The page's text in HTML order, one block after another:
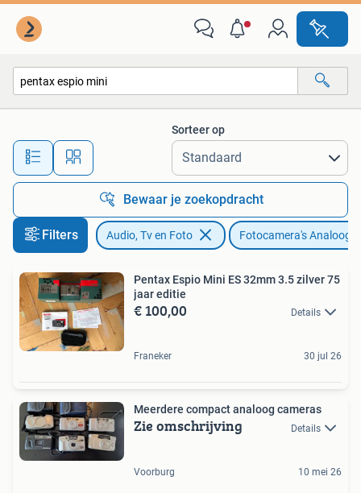
Alle afstanden…
Sorteer op
Bewaar je zoekopdracht
Filters Audio, Tv en Foto Fotocamera's Analoog
Pentax Espio Mini ES 32mm 3.5 zilver 75
jaar editie
€ 100,00 Details
Franeker 30 jul 26
Meerdere compact analoog cameras
Zie omschrijving Details
Voorburg 10 mei 26